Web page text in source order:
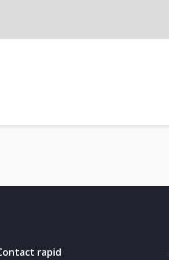
rapid